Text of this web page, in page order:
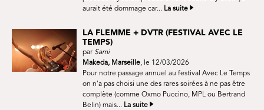
aurait été dommage car... La suite
LA FLEMME + DVTR (FESTIVAL AVEC LE
TEMPS)
par Sami
Makeda, Marseille, le 12/03/2026
Pour notre passage annuel au festival Avec Le Temps
on n'a pas choisi une des rares soirées à ne pas être
complète (comme Oxmo Puccino, MPL ou Bertrand
Belin) mais... La suite